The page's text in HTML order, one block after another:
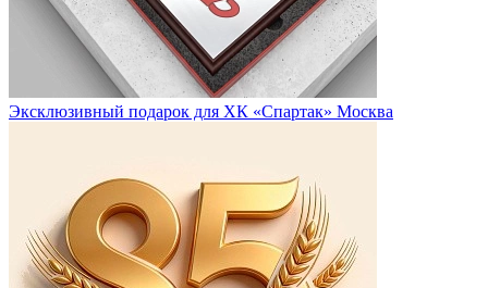
Эксклюзивный подарок для ХК «Спартак» Москва